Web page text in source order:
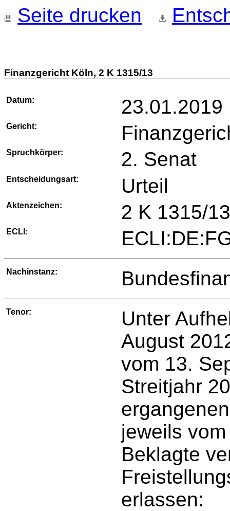
Seite drucken
Finanzgericht Köln, 2 K 1315/13
Datum: 23.01.2019
Gericht:
Spruchkörper: 2. Senat
Entscheidungsart: Urteil
Aktenzeichen: 2 K 1315/
ECLI:
Nachinstanz:
Tenor:
Unter
August
vom 13.
Streitjahr
jeweils
Beklagte
erlassen: